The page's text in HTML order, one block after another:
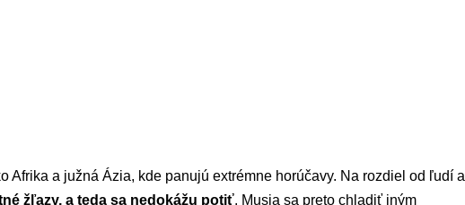
Afrika a južná Ázia, kde panujú extrémne horúčavy. Na rozdiel od ľudí a
žľazy, a teda sa nedokážu potiť. Musia sa preto chladiť iným